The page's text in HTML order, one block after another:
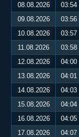
08.08.2026
03:54
09.08.2026
03:56
10.08.2026
03:57
11.08.2026
03:58
12.08.2026
04:00
13.08.2026
04:01
14.08.2026
04:03
15.08.2026
04:04
16.08.2026
04:05
17.08.2026
04:07